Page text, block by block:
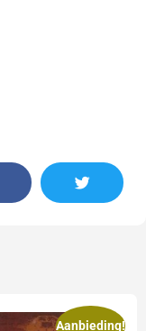
Aanbieding!